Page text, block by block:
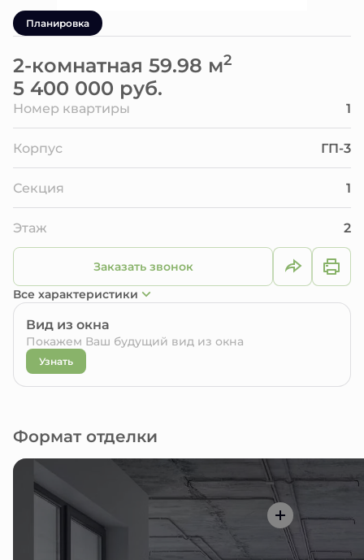
Планировка
2-комнатная 59.98 м2
5 400 000 руб.
Номер квартиры 1
Корпус ГП-3
Секция 1
Этаж 2
Заказать звонок
Все характеристики
Вид из окна
Покажем Ваш будущий вид из окна
Узнать
Формат отделки